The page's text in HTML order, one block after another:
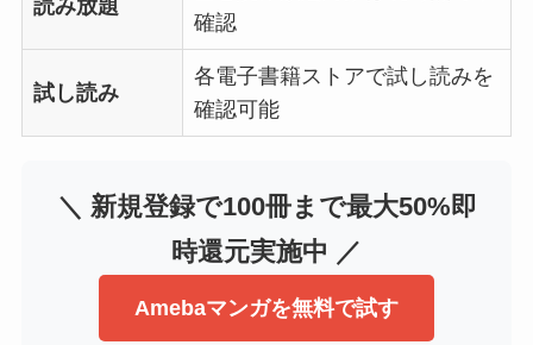
読み放題
確認
試し読み
各電子書籍ストアで試し読みを
確認可能
＼ 新規登録で100冊まで最大50%即
時還元実施中 ／
Amebaマンガを無料で試す